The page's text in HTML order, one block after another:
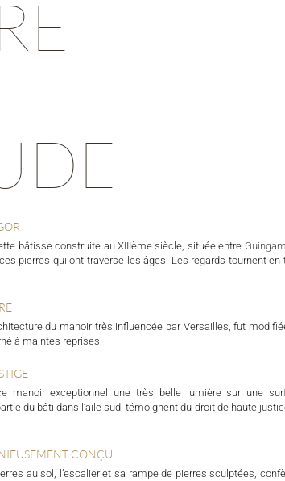
bâtisse construite au XIIIème siècle, située entre
pierres qui ont traversé les âges. Les regards tournent en
du manoir très influencée par Versailles, fut
à maintes reprises.
manoir exceptionnel une très belle lumière sur une
du bâti dans l’aile sud, témoignent du droit de haute
CONÇU
au sol, l’escalier et sa rampe de pierres sculptées,